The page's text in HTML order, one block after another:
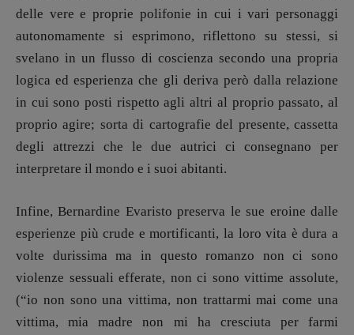
delle vere e proprie polifonie in cui i vari personaggi
autonomamente si esprimono, riflettono su stessi, si
svelano in un flusso di coscienza secondo una propria
logica ed esperienza che gli deriva però dalla relazione
in cui sono posti rispetto agli altri al proprio passato, al
proprio agire; sorta di cartografie del presente, cassetta
degli attrezzi che le due autrici ci consegnano per
interpretare il mondo e i suoi abitanti.
Infine, Bernardine Evaristo preserva le sue eroine dalle
esperienze più crude e mortificanti, la loro vita è dura a
volte durissima ma in questo romanzo non ci sono
violenze sessuali efferate, non ci sono vittime assolute,
(“io non sono una vittima, non trattarmi mai come una
vittima, mia madre non mi ha cresciuta per farmi